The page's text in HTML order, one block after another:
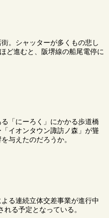
。シャッターが多くもの悲し
ど進むと、阪堺線の船尾電停に
「にーろく」にかかる歩道橋
イオンタウン諏訪ノ森」が聳
与えたのだろうか。
る連続立体交差事業が進行中
る予定となっている。